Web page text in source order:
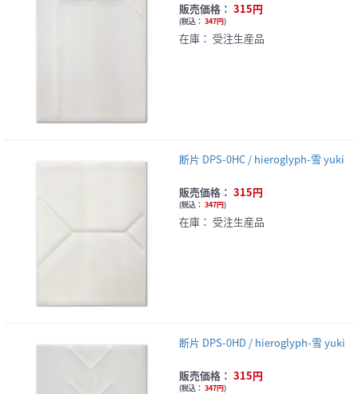
販売価格： 315円
(税込： 347円)
在庫： 受注生産品
断片 DPS-0HC / hieroglyph-雪 yuki
販売価格： 315円
(税込： 347円)
在庫： 受注生産品
断片 DPS-0HD / hieroglyph-雪 yuki
販売価格： 315円
(税込： 347円)